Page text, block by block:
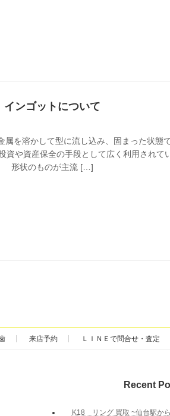
インゴットについて
を溶かして型に流し込み、固まった状態
資や資産保全の手段として広く利用されて
形状のものが主流 […]
来店予約 ＬＩＮＥで問合せ・査定
Recent
K18 リング 買取 ~仙台駅か